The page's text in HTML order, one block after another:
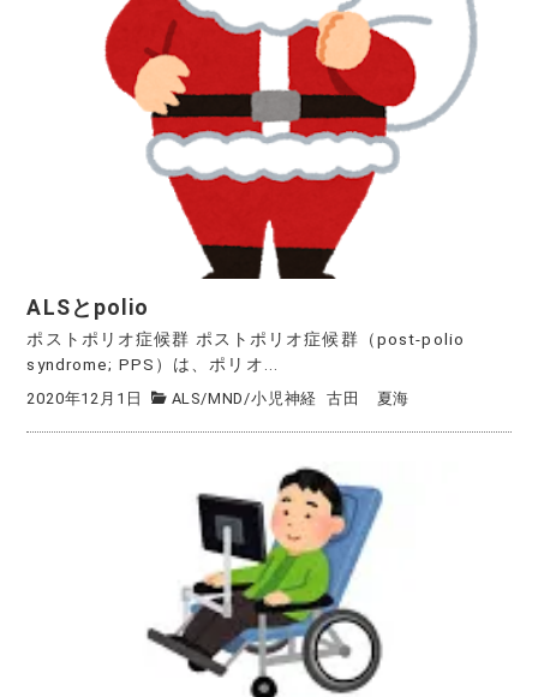
ALSとpolio
ポストポリオ症候群 ポストポリオ症候群（post-polio
syndrome; PPS）は、ポリオ...
2020年12月1日 ALS/MND /小児神経 古田 夏海